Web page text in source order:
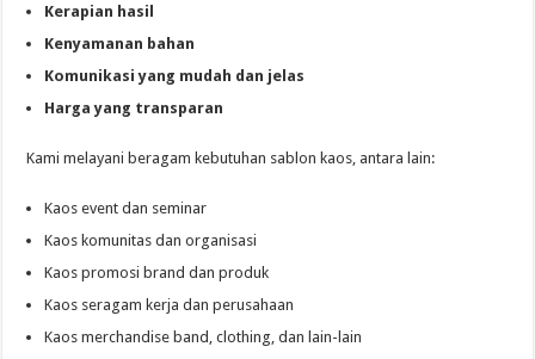
Kerapian hasil
Kenyamanan bahan
Komunikasi yang mudah dan jelas
Harga yang transparan
Kami melayani beragam kebutuhan sablon kaos, antara lain:
Kaos event dan seminar
Kaos komunitas dan organisasi
Kaos promosi brand dan produk
Kaos seragam kerja dan perusahaan
Kaos merchandise band, clothing, dan lain-lain